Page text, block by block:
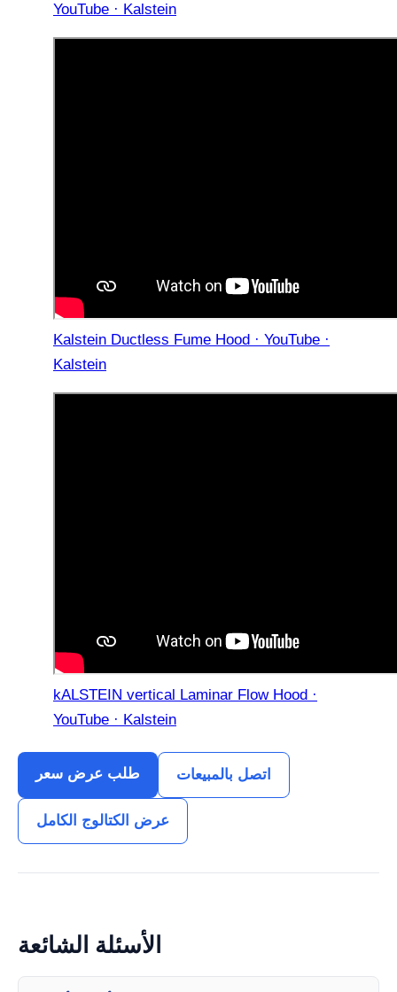
YouTube · Kalstein
Kalstein Ductless Fume Hood · YouTube ·
Kalstein
kALSTEIN vertical Laminar Flow Hood ·
YouTube · Kalstein
طلب عرض سعر اتصل بالمبيعات
عرض الكتالوج الكامل
الأسئلة الشائعة